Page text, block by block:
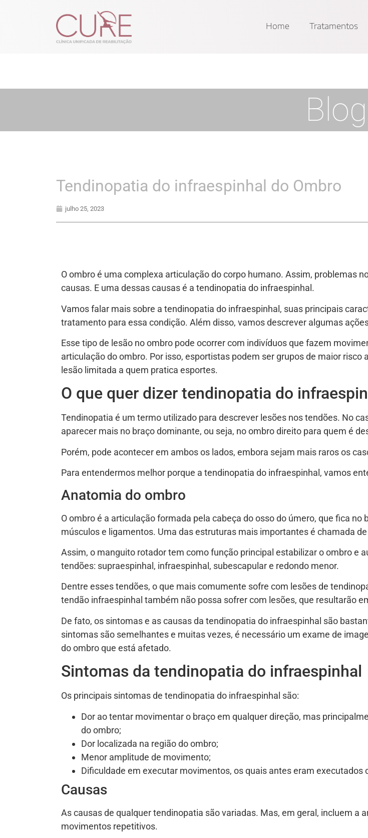
Home Tratamentos
Blog
Tendinopatia do infraespinhal do Ombro
julho 25, 2023
O ombro é uma complexa articulação do corpo humano. Assim, problemas
causas. E uma dessas causas é a tendinopatia do infraespinhal.
Vamos falar mais sobre a tendinopatia do infraespinhal, suas principais
tratamento para essa condição. Além disso, vamos descrever algumas
Esse tipo de lesão no ombro pode ocorrer com indivíduos que fazem
articulação do ombro. Por isso, esportistas podem ser grupos de maior
lesão limitada a quem pratica esportes.
O que quer dizer tendinopatia do
Tendinopatia é um termo utilizado para descrever lesões nos tendões. No
aparecer mais no braço dominante, ou seja, no ombro direito para quem é
Porém, pode acontecer em ambos os lados, embora sejam mais raros os
Para entendermos melhor porque a tendinopatia do infraespinhal, vamos
Anatomia do ombro
O ombro é a articulação formada pela cabeça do osso do úmero, que fica
músculos e ligamentos. Uma das estruturas mais importantes é chamada
Assim, o manguito rotador tem como função principal estabilizar o ombro e
tendões: supraespinhal, infraespinhal, subescapular e redondo menor.
Dentre esses tendões, o que mais comumente sofre com lesões de
tendão infraespinhal também não possa sofrer com lesões, que resultarão
De fato, os sintomas e as causas da tendinopatia do infraespinhal são
sintomas são semelhantes e muitas vezes, é necessário um exame de
do ombro que está afetado.
Sintomas da tendinopatia do infraespinhal
Os principais sintomas de tendinopatia do infraespinhal são:
Dor ao tentar movimentar o braço em qualquer direção, mas
do ombro;
Dor localizada na região do ombro;
Menor amplitude de movimento;
Dificuldade em executar movimentos, os quais antes eram
Causas
As causas de qualquer tendinopatia são variadas. Mas, em geral, incluem
movimentos repetitivos.